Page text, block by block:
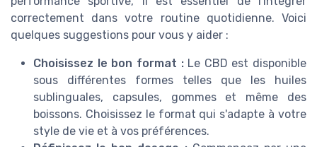
correctement dans votre routine quotidienne. Voici
quelques suggestions pour vous y aider :
Choisissez le bon format :Le CBD est disponible
sous différentes formes telles que les huiles
sublinguales, capsules, gommes et même des
boissons. Choisissez le format qui s'adapte à votre
style de vie et à vos préférences.